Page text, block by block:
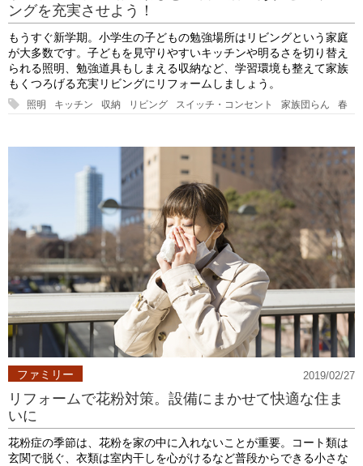
ングを充実させよう！
もうすぐ新学期。小学生の子どもの勉強場所はリビングという家庭
が大多数です。子どもを見守りやすいキッチンや明るさを切り替え
られる照明、勉強道具もしまえる収納など、学習環境も整えて家族
もくつろげる充実リビングにリフォームしましょう。
照明 キッチン 収納 リビング スイッチ・コンセント 家族団らん 春
ファミリー
リフォームで花粉対策。設備にまかせて快適な住ま
いに
2019/02/27
花粉症の季節は、花粉を家の中に入れないことが重要。コート類は
玄関で脱ぐ、衣類は室内干しを心がけるなど普段からできる小さな